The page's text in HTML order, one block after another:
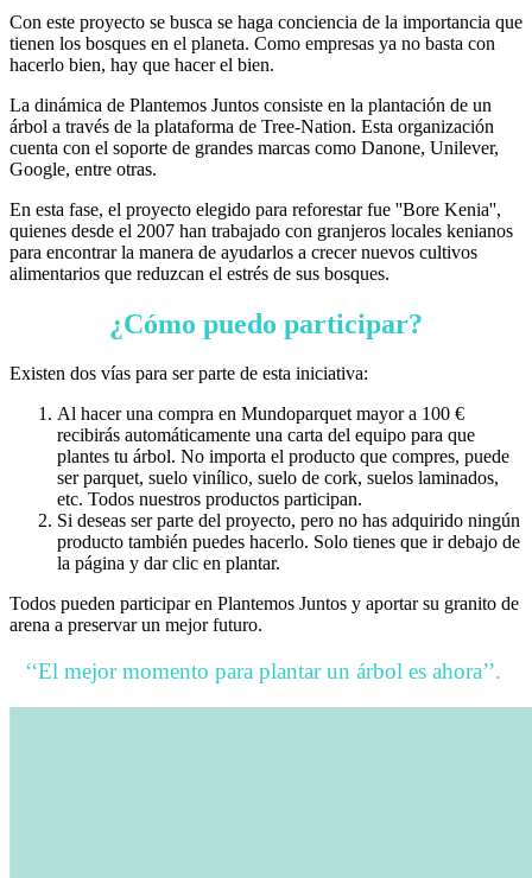
Con este proyecto se busca se haga conciencia de la importancia que
tienen los bosques en el planeta. Como empresas ya no basta con
hacerlo bien, hay que hacer el bien.
La dinámica de Plantemos Juntos consiste en la plantación de un
árbol a través de la plataforma de Tree-Nation. Esta organización
cuenta con el soporte de grandes marcas como Danone, Unilever,
Google, entre otras.
En esta fase, el proyecto elegido para reforestar fue ''Bore Kenia'',
quienes desde el 2007 han trabajado con granjeros locales kenianos
para encontrar la manera de ayudarlos a crecer nuevos cultivos
alimentarios que reduzcan el estrés de sus bosques.
¿Cómo puedo participar?
Existen dos vías para ser parte de esta iniciativa:
Al hacer una compra en Mundoparquet mayor a 100 €
recibirás automáticamente una carta del equipo para que
plantes tu árbol. No importa el producto que compres, puede
ser parquet, suelo vinílico, suelo de cork, suelos laminados,
etc. Todos nuestros productos participan.
Si deseas ser parte del proyecto, pero no has adquirido ningún
producto también puedes hacerlo. Solo tienes que ir debajo de
la página y dar clic en plantar.
Todos pueden participar en Plantemos Juntos y aportar su granito de
arena a preservar un mejor futuro.
‘‘El mejor momento para plantar un árbol es ahora’’.